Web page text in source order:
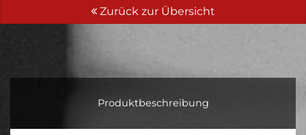
Zurück zur Übersicht
Produktbeschreibung